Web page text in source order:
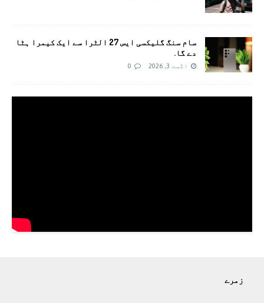
سام سنگ گلیکسی ایس 27 الٹرا سے ایک کیمرا ہٹا
دے گا.
اگست 3, 2026 0
زمرے